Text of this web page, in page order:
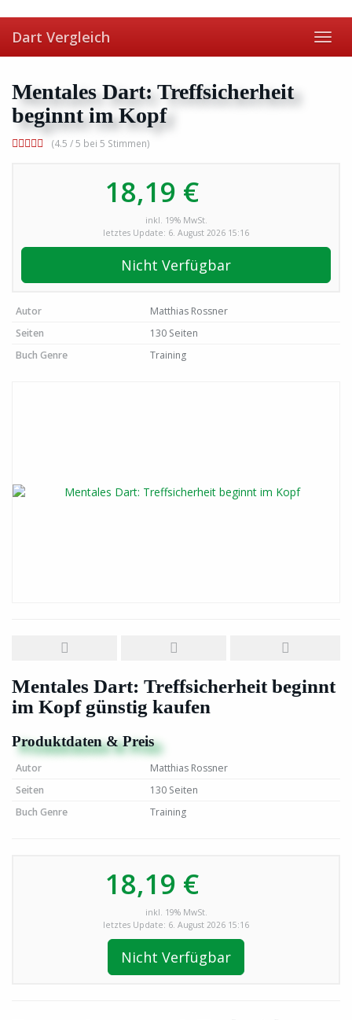
to
main
content
Dart Vergleich
Mentales Dart: Treffsicherheit
beginnt im Kopf
(4.5 / 5 bei 5 Stimmen)
18,19 €
inkl. 19% MwSt.
letztes Update: 6. August 2026 15:16
Nicht Verfügbar
Autor
Matthias Rossner
Seiten
130 Seiten
Buch Genre
Training
Mentales Dart: Treffsicherheit beginnt
im Kopf günstig kaufen
Produktdaten & Preis
Autor
Matthias Rossner
Seiten
130 Seiten
Buch Genre
Training
18,19 €
inkl. 19% MwSt.
letztes Update: 6. August 2026 15:16
Nicht Verfügbar